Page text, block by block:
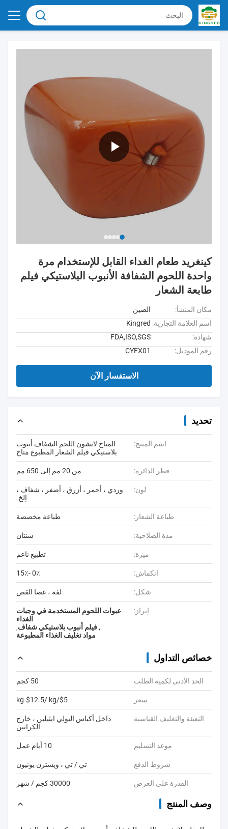
كينغريد طعام الغداء القابل للإستخدام مرة
واحدة اللحوم الشفافة الأنبوب البلاستيكي فيلم
طابعة الشعار
مكان المنشأ:
الصين
اسم العلامة التجارية: Kingred
شهادة:
FDA,ISO,SGS
رقم الموديل:
CYFX01
الاستفسار الآن
تحديد
اسم المنتج:
المتاح لانشون اللحم الشفاف أنبوب
بلاستيكي فيلم الشعار المطبوع متاح
قطر الدائرة: من 20 مم إلى 650 مم
لون:
وردي ، أحمر ، أزرق ، أصفر ، شفاف ،
إلخ.
طباعة الشعار: طباعة مخصصة
مدة الصلاحية: سنتان
ميزة: تطبيع ناعم
انكماش: 0٪ -15٪
شكل: لفة ، عصا القص
إبراز:
عبوات اللحوم المستخدمة في وجبات
الغداء
, فيلم أنبوب بلاستيكي شفاف,
مواد تغليف الغذاء المطبوعة
خصائص التداول
الحد الأدنى لكمية الطلب 50 كجم
سعر $5/kg-$12.5/ kg
التعبئة والتغليف القياسية
داخل أكياس البولي ايثيلين ، خارج
الكراتين
موعد التسليم 10 أيام عمل
شروط الدفع تي / تي ، ويسترن يونيون
القدرة على العرض 30000 كجم / شهر
وصف المنتج